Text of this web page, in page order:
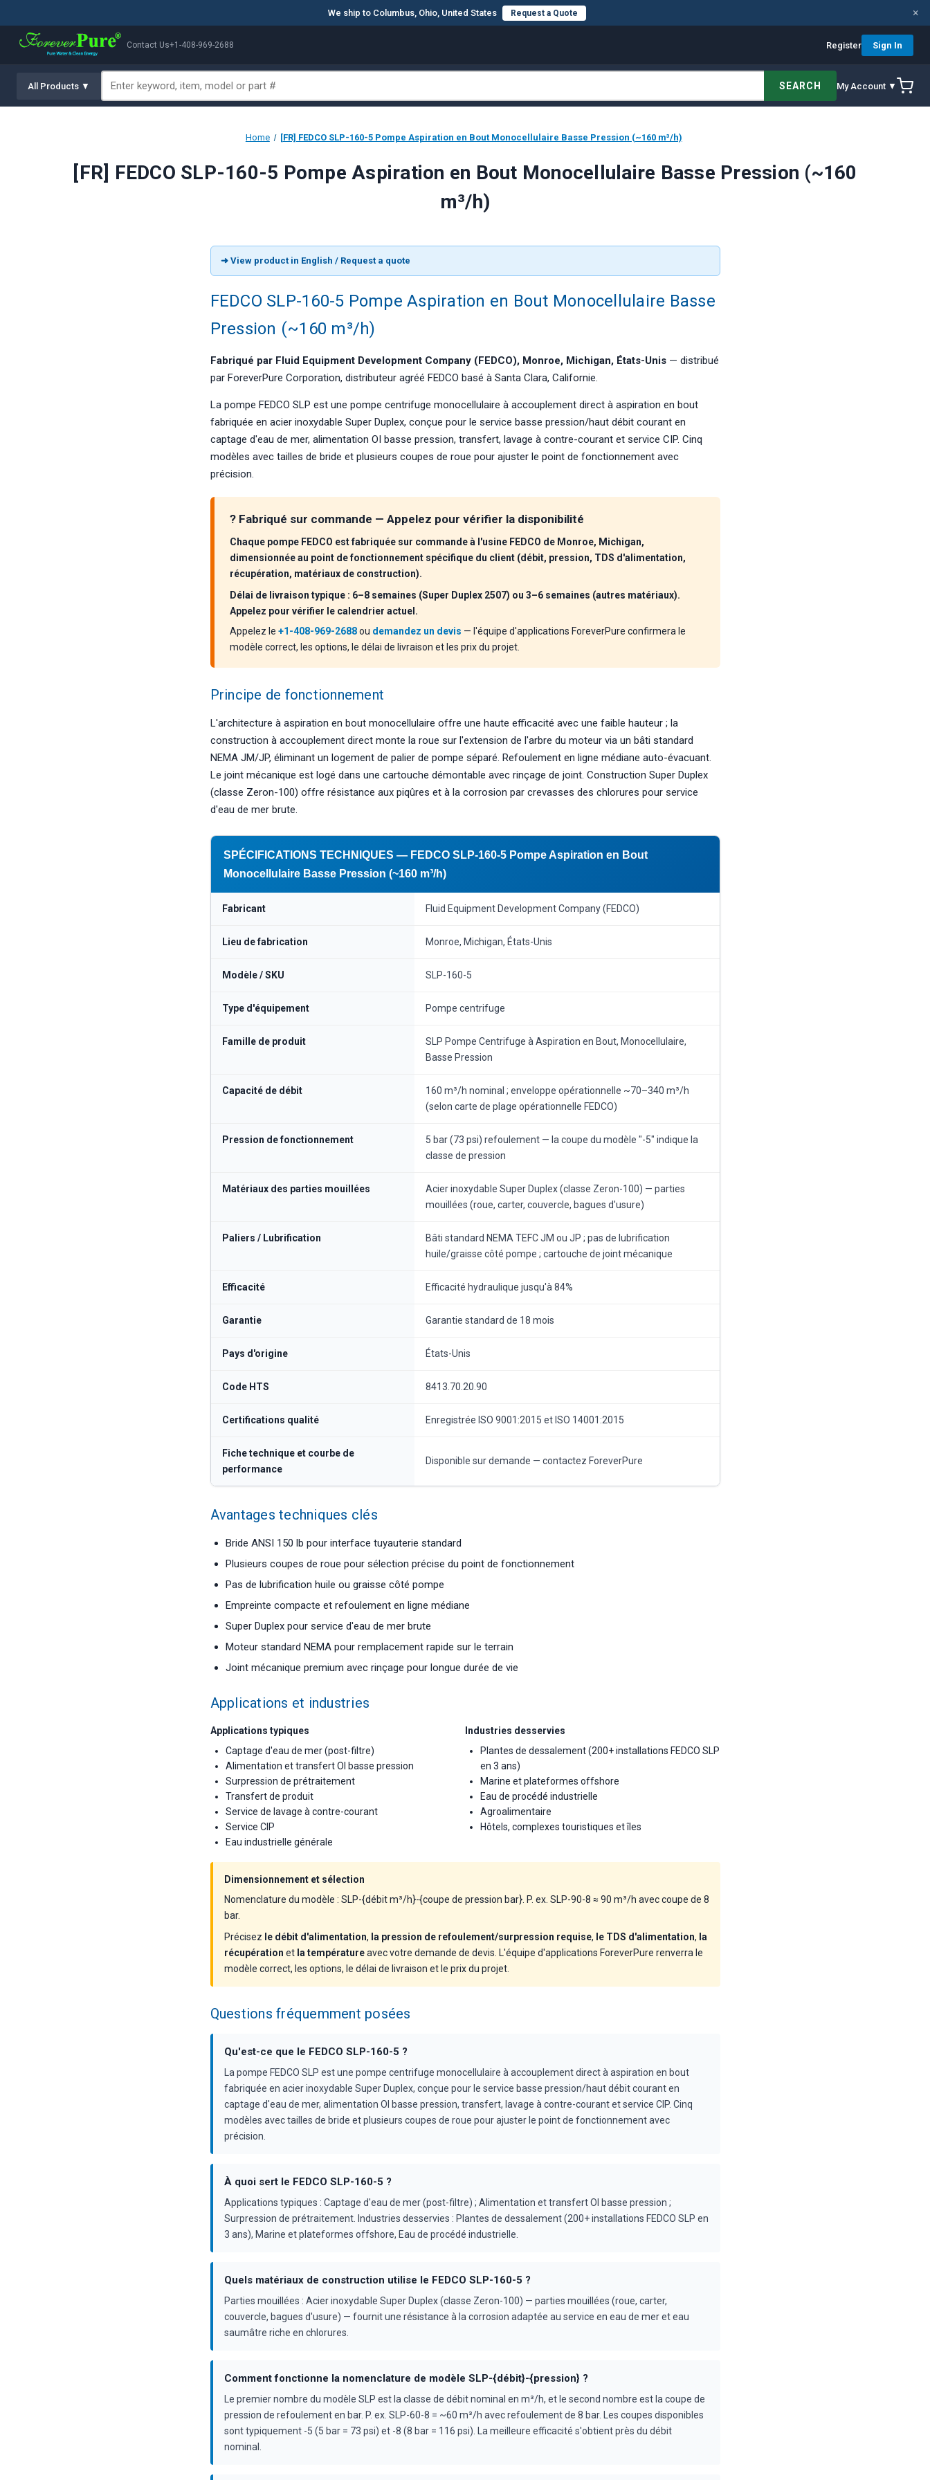
We ship to Columbus, Ohio, United States Request a Quote ×
Contact Us+1-408-969-2688 Register Sign In
All Products ▼ SEARCH My Account ▼
Home [FR] FEDCO SLP-160-5 Pompe Aspiration en Bout Monocellulaire Basse Pression (~160 m³/h)
[FR] FEDCO SLP-160-5 Pompe Aspiration en Bout Monocellulaire Basse Pression (~160
m³/h)
➜ View product in English / Request a quote
FEDCO SLP-160-5 Pompe Aspiration en Bout Monocellulaire Basse
Pression (~160 m³/h)
Fabriqué par Fluid Equipment Development Company (FEDCO), Monroe, Michigan, États-Unis— distribué
par ForeverPure Corporation, distributeur agréé FEDCO basé à Santa Clara, Californie.
La pompe FEDCO SLP est une pompe centrifuge monocellulaire à accouplement direct à aspiration en bout
fabriquée en acier inoxydable Super Duplex, conçue pour le service basse pression/haut débit courant en
captage d'eau de mer, alimentation OI basse pression, transfert, lavage à contre-courant et service CIP. Cinq
modèles avec tailles de bride et plusieurs coupes de roue pour ajuster le point de fonctionnement avec
précision.
? Fabriqué sur commande — Appelez pour vérifier la disponibilité
Chaque pompe FEDCO est fabriquée sur commande à l'usine FEDCO de Monroe, Michigan,
dimensionnée au point de fonctionnement spécifique du client (débit, pression, TDS d'alimentation,
récupération, matériaux de construction).
Délai de livraison typique : 6–8 semaines (Super Duplex 2507) ou 3–6 semaines (autres matériaux).
Appelez pour vérifier le calendrier actuel.
Appelez le +1-408-969-2688ou demandez un devis — l'équipe d'applications ForeverPure confirmera le
modèle correct, les options, le délai de livraison et les prix du projet.
Principe de fonctionnement
L'architecture à aspiration en bout monocellulaire offre une haute efficacité avec une faible hauteur ; la
construction à accouplement direct monte la roue sur l'extension de l'arbre du moteur via un bâti standard
NEMA JM/JP, éliminant un logement de palier de pompe séparé. Refoulement en ligne médiane auto-évacuant.
Le joint mécanique est logé dans une cartouche démontable avec rinçage de joint. Construction Super Duplex
(classe Zeron-100) offre résistance aux piqûres et à la corrosion par crevasses des chlorures pour service
d'eau de mer brute.
SPÉCIFICATIONS TECHNIQUES — FEDCO SLP-160-5 Pompe Aspiration en Bout
Monocellulaire Basse Pression (~160 m³/h)
Fabricant Fluid Equipment Development Company (FEDCO)
Lieu de fabrication Monroe, Michigan, États-Unis
Modèle / SKU SLP-160-5
Type d'équipement Pompe centrifuge
Famille de produit
SLP Pompe Centrifuge à Aspiration en Bout, Monocellulaire,
Basse Pression
Capacité de débit
160 m³/h nominal ; enveloppe opérationnelle ~70–340 m³/h
(selon carte de plage opérationnelle FEDCO)
Pression de fonctionnement
5 bar (73 psi) refoulement — la coupe du modèle "-5" indique la
classe de pression
Matériaux des parties mouillées
Acier inoxydable Super Duplex (classe Zeron-100) — parties
mouillées (roue, carter, couvercle, bagues d'usure)
Paliers / Lubrification
Bâti standard NEMA TEFC JM ou JP ; pas de lubrification
huile/graisse côté pompe ; cartouche de joint mécanique
Efficacité Efficacité hydraulique jusqu'à 84%
Garantie Garantie standard de 18 mois
Pays d'origine États-Unis
Code HTS 8413.70.20.90
Certifications qualité Enregistrée ISO 9001:2015 et ISO 14001:2015
Fiche technique et courbe de
performance
Disponible sur demande — contactez ForeverPure
Avantages techniques clés
Bride ANSI 150 lb pour interface tuyauterie standard
Plusieurs coupes de roue pour sélection précise du point de fonctionnement
Pas de lubrification huile ou graisse côté pompe
Empreinte compacte et refoulement en ligne médiane
Super Duplex pour service d'eau de mer brute
Moteur standard NEMA pour remplacement rapide sur le terrain
Joint mécanique premium avec rinçage pour longue durée de vie
Applications et industries
Applications typiques
Captage d'eau de mer (post-filtre)
Alimentation et transfert OI basse pression
Surpression de prétraitement
Transfert de produit
Service de lavage à contre-courant
Service CIP
Eau industrielle générale
Industries desservies
Plantes de dessalement (200+ installations FEDCO SLP
en 3 ans)
Marine et plateformes offshore
Eau de procédé industrielle
Agroalimentaire
Hôtels, complexes touristiques et îles
Dimensionnement et sélection
Nomenclature du modèle : SLP-{débit m³/h}-{coupe de pression bar}. P. ex. SLP-90-8 ≈ 90 m³/h avec coupe de 8
bar.
Précisez le débit d'alimentation, la pression de refoulement/surpression requise, le TDS d'alimentation, la
récupération et la températureavec votre demande de devis. L'équipe d'applications ForeverPure renverra le
modèle correct, les options, le délai de livraison et le prix du projet.
Questions fréquemment posées
Qu'est-ce que le FEDCO SLP-160-5 ?
La pompe FEDCO SLP est une pompe centrifuge monocellulaire à accouplement direct à aspiration en bout
fabriquée en acier inoxydable Super Duplex, conçue pour le service basse pression/haut débit courant en
captage d'eau de mer, alimentation OI basse pression, transfert, lavage à contre-courant et service CIP. Cinq
modèles avec tailles de bride et plusieurs coupes de roue pour ajuster le point de fonctionnement avec
précision.
À quoi sert le FEDCO SLP-160-5 ?
Applications typiques : Captage d'eau de mer (post-filtre) ; Alimentation et transfert OI basse pression ;
Surpression de prétraitement. Industries desservies : Plantes de dessalement (200+ installations FEDCO SLP en
3 ans), Marine et plateformes offshore, Eau de procédé industrielle.
Quels matériaux de construction utilise le FEDCO SLP-160-5 ?
Parties mouillées : Acier inoxydable Super Duplex (classe Zeron-100) — parties mouillées (roue, carter,
couvercle, bagues d'usure) — fournit une résistance à la corrosion adaptée au service en eau de mer et eau
saumâtre riche en chlorures.
Comment fonctionne la nomenclature de modèle SLP-{débit}-{pression} ?
Le premier nombre du modèle SLP est la classe de débit nominal en m³/h, et le second nombre est la coupe de
pression de refoulement en bar. P. ex. SLP-60-8 = ~60 m³/h avec refoulement de 8 bar. Les coupes disponibles
sont typiquement -5 (5 bar = 73 psi) et -8 (8 bar = 116 psi). La meilleure efficacité s'obtient près du débit
nominal.